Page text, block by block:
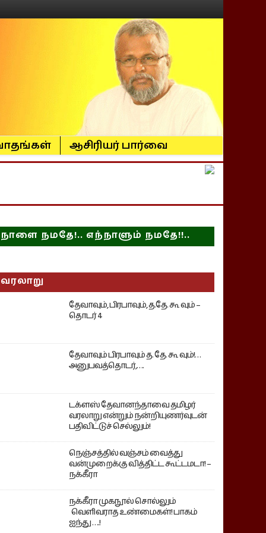
ஆசிரியர் பார்வை
நாளை நமதே!.. எந்நாளும் நமதே!!..
வரலாறு
தேவாவும், பிரபாவும், த.தே. கூ வும் –
தொடர் 4
தேவாவும் பிரபாவும் த. தே. கூ வும்!…
அனுபவத்தொடர்,….
டக்ளஸ் தேவானந்தாவை தமிழர்
வரலாறு என்றும் நன்றியுணர்வுடன்
பதிவிட்டுச் செல்லும்!
நெஞ்சத்தில் வஞ்சம் வைத்து
வன்முறைக்கு வித்திட்ட கூட்டமடா! –
நக்கீரா
நக்கீரா முகநூல் சொல்லும்
வெளிவராத உண்மைகள்! பாகம்
ஐந்து ….!